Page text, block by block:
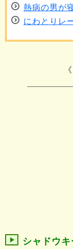
熱病の男が
にわとりレ
シャドウ